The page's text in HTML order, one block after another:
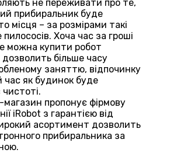
не переживати про те,
прибиральник буде
місця – за розмірами такі
Хоча час за гроші
можна купити робот
більше часу
заняттю, відпочинку
час як будинок буде
пропонує фірмову
iRobot з гарантією від
асортимент дозволить
прибиральника за